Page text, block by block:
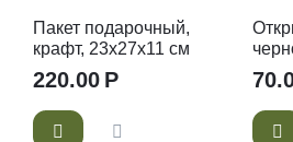
Пакет подарочный,
крафт, 23х27х11 см
220.00 Р
см